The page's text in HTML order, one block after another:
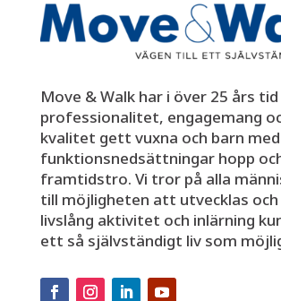
Move & Walk har i över 25 års
professionalitet, engagemang
kvalitet gett vuxna och barn med
funktionsnedsättningar hopp
framtidstro. Vi tror på alla
till möjligheten att utvecklas
livslång aktivitet och inlärning
ett så självständigt liv som